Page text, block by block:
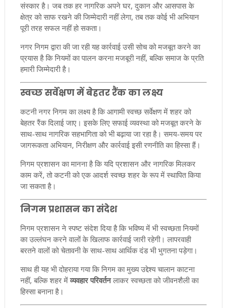
संस्कार है। जब तक हर नागरिक अपने घर, दुकान और आसपास के
क्षेत्र को साफ रखने की जिम्मेदारी नहीं लेगा, तब तक कोई भी अभियान
पूरी तरह सफल नहीं हो सकता।
नगर निगम द्वारा की जा रही यह कार्रवाई उसी सोच को मजबूत करने का
प्रयास है कि नियमों का पालन करना मजबूरी नहीं, बल्कि समाज के प्रति
हमारी जिम्मेदारी है।
स्वच्छ सर्वेक्षण में बेहतर रैंक का लक्ष्य
कटनी नगर निगम का लक्ष्य है कि आगामी स्वच्छ सर्वेक्षण में शहर को
बेहतर रैंक दिलाई जाए। इसके लिए सफाई व्यवस्था को मजबूत करने के
साथ-साथ नागरिक सहभागिता को भी बढ़ाया जा रहा है। समय-समय पर
जागरूकता अभियान, निरीक्षण और कार्रवाई इसी रणनीति का हिस्सा हैं।
निगम प्रशासन का मानना है कि यदि प्रशासन और नागरिक मिलकर
काम करें, तो कटनी को एक आदर्श स्वच्छ शहर के रूप में स्थापित किया
जा सकता है।
निगम प्रशासन का संदेश
निगम प्रशासन ने स्पष्ट संदेश दिया है कि भविष्य में भी स्वच्छता नियमों
का उल्लंघन करने वालों के खिलाफ कार्रवाई जारी रहेगी। लापरवाही
बरतने वालों को चेतावनी के साथ-साथ आर्थिक दंड भी भुगतना पड़ेगा।
साथ ही यह भी दोहराया गया कि निगम का मुख्य उद्देश्य चालान काटना
नहीं, बल्कि शहर में व्यवहार परिवर्तनलाकर स्वच्छता को जीवनशैली का
हिस्सा बनाना है।